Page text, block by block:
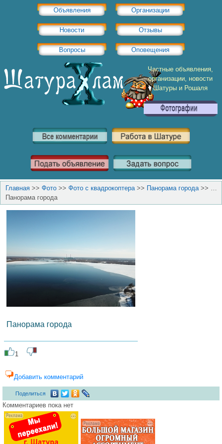
Объявления Организации
Новости Отзывы
Вопросы Оповещения
Частные объявления,
организации, новости
Шатуры и Рошаля
Главная >> Фото >> Фото с квадрокоптера>> Панорама города>> …
Панорама города
Панорама города
1
Добавить комментарий
Поделиться
Комментариев пока нет